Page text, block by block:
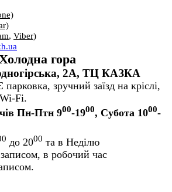
, Viber)
гора
2А, ТЦ КАЗКА
парковка, зручний заїзд на кріслі,
Fi.
Пн-Птн 900-1900, Субота 1000-
до 2000 та в Неділю
в робочий час